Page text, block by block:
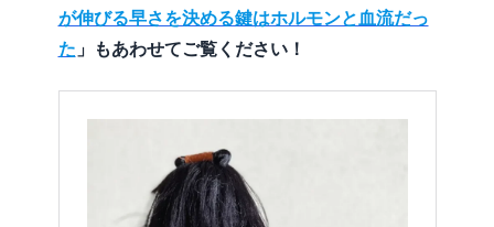
が伸びる早さを決める鍵はホルモンと血流だっ
た 」もあわせてご覧ください！